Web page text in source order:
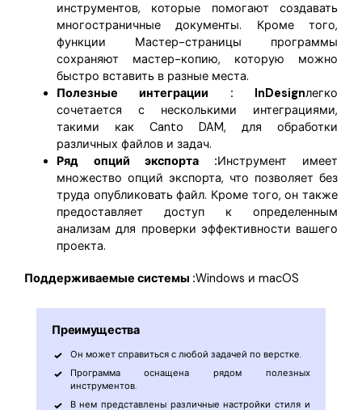
инструментов, которые помогают создавать
многостраничные документы. Кроме того,
функции Мастер-страницы программы
сохраняют мастер-копию, которую можно
быстро вставить в разные места.
Полезные интеграции : InDesignлегко
сочетается с несколькими интеграциями,
такими как Canto DAM, для обработки
различных файлов и задач.
Ряд опций экспорта :Инструмент имеет
множество опций экспорта, что позволяет без
труда опубликовать файл. Кроме того, он также
предоставляет доступ к определенным
анализам для проверки эффективности вашего
проекта.
Поддерживаемые системы :Windows и macOS
Преимущества
Он может справиться с любой задачей по верстке.
Программа оснащена рядом полезных
инструментов.
В нем представлены различные настройки стиля и